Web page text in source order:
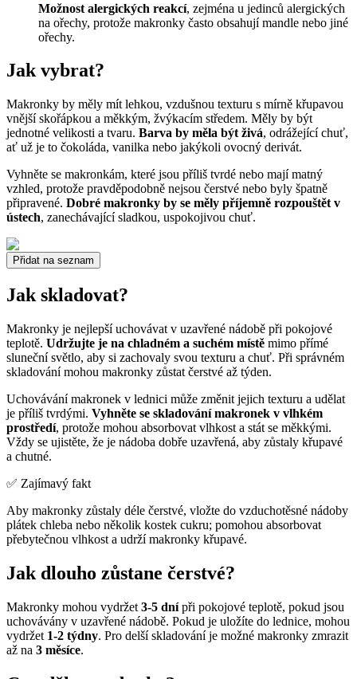
Možnost alergických reakcí, zejména u jedinců alergických
na ořechy, protože makronky často obsahují mandle nebo jiné
ořechy.
Jak vybrat?
Makronky by měly mít lehkou, vzdušnou texturu s mírně křupavou
vnější skořápkou a měkkým, žvýkacím středem. Měly by být
jednotné velikosti a tvaru. Barva by měla být živá, odrážející chuť,
ať už je to čokoláda, vanilka nebo jakýkoli ovocný derivát.
Vyhněte se makronkám, které jsou příliš tvrdé nebo mají matný
vzhled, protože pravděpodobně nejsou čerstvé nebo byly špatně
připravené. Dobré makronky by se měly příjemně rozpouštět v
ústech, zanechávající sladkou, uspokojivou chuť.
Přidat na seznam
Jak skladovat?
Makronky je nejlepší uchovávat v uzavřené nádobě při pokojové
teplotě. Udržujte je na chladném a suchém místě mimo přímé
sluneční světlo, aby si zachovaly svou texturu a chuť. Při správném
skladování mohou makronky zůstat čerstvé až týden.
Uchovávání makronek v lednici může změnit jejich texturu a udělat
je příliš tvrdými. Vyhněte se skladování makronek v vlhkém
prostředí, protože mohou absorbovat vlhkost a stát se měkkými.
Vždy se ujistěte, že je nádoba dobře uzavřená, aby zůstaly křupavé
a chutné.
✅ Zajímavý fakt
Aby makronky zůstaly déle čerstvé, vložte do vzduchotěsné nádoby
plátek chleba nebo několik kostek cukru; pomohou absorbovat
přebytečnou vlhkost a udrží makronky křupavé.
Jak dlouho zůstane čerstvé?
Makronky mohou vydržet 3-5 dnípři pokojové teplotě, pokud jsou
uchovávány v uzavřené nádobě. Pokud je uložíte do lednice, mohou
vydržet 1-2 týdny. Pro delší skladování je možné makronky zmrazit
až na 3 měsíce.